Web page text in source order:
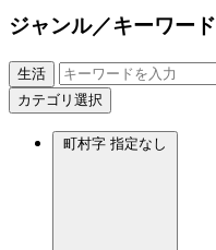
ジャンル／キーワード
生活
カテゴリ選択
町村字 指定なし